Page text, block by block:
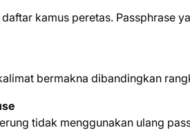
kamus peretas. Passphrase
bermakna dibandingkan
tidak menggunakan ulang